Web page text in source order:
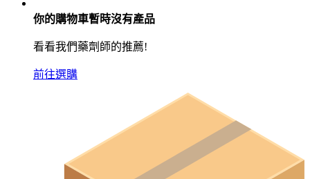
你的購物車暫時沒有產品
看看我們藥劑師的推薦!
前往選購